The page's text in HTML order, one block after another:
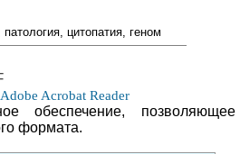
цитопатия, геном
Acrobat Reader
обеспечение, позволяющее
формата.